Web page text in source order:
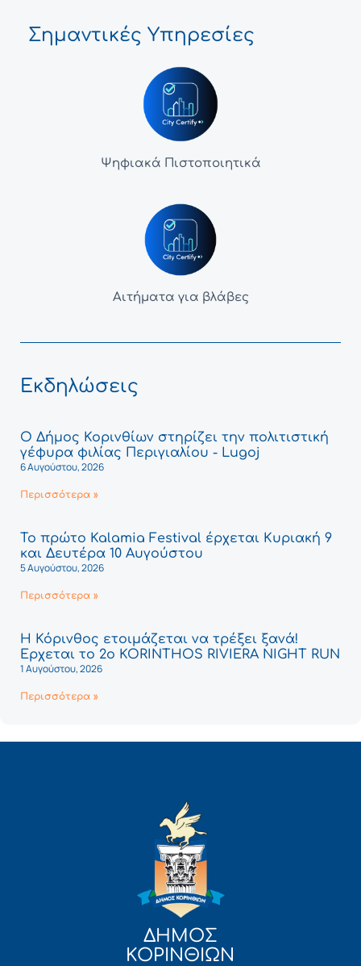
Σημαντικές Υπηρεσίες
Ψηφιακά Πιστοποιητικά
Αιτήματα για βλάβες
Εκδηλώσεις
Ο Δήμος Κορινθίων στηρίζει την πολιτιστική
γέφυρα φιλίας Περιγιαλίου - Lugoj
6 Αυγούστου, 2026
Περισσότερα »
Το πρώτο Kalamia Festival έρχεται Κυριακή 9
και Δευτέρα 10 Αυγούστου
5 Αυγούστου, 2026
Περισσότερα »
Η Κόρινθος ετοιμάζεται να τρέξει ξανά!
Έρχεται το 2ο KORINTHOS RIVIERA NIGHT RUN
1 Αυγούστου, 2026
Περισσότερα »
ΔΗΜΟΣ
ΚΟΡΙΝΘΙΩΝ